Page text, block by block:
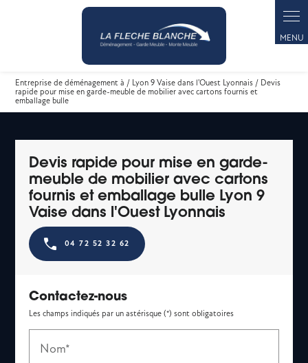
Entreprise de déménagement à / Lyon 9 Vaise dans l'Ouest Lyonnais / Devis
rapide pour mise en garde-meuble de mobilier avec cartons fournis et
emballage bulle
Devis rapide pour mise en garde-
meuble de mobilier avec cartons
fournis et emballage bulle Lyon 9
Vaise dans l'Ouest Lyonnais
04 72 52 32 62
Contactez-nous
Les champs indiqués par un astérisque (*) sont obligatoires
Nom*
Panneau de gestion des cookies